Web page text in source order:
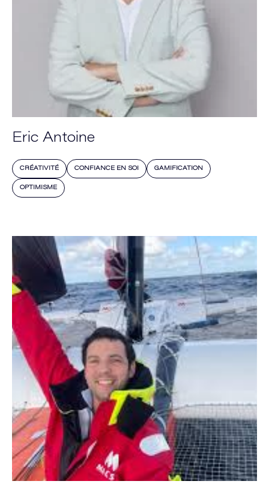
Eric Antoine
CRÉATIVITÉ CONFIANCE EN SOI GAMIFICATION
OPTIMISME